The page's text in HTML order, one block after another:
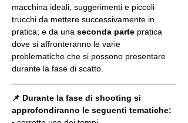
macchina ideali, suggerimenti e piccoli
trucchi da mettere successivamente in
pratica; e da una seconda parte pratica
dove si affronteranno le varie
problematiche che si possono presentare
durante la fase di scatto.
📌 Durante la fase di shooting si
approfondiranno le seguenti tematiche: